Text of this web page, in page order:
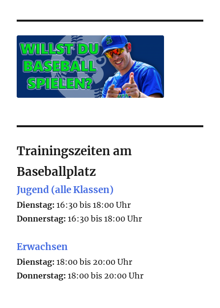
Trainingszeiten am
Baseballplatz
Jugend (alle Klassen)
Dienstag: 16:30 bis 18:00 Uhr
Donnerstag: 16:30 bis 18:00 Uhr
Erwachsen
Dienstag: 18:00 bis 20:00 Uhr
Donnerstag: 18:00 bis 20:00 Uhr